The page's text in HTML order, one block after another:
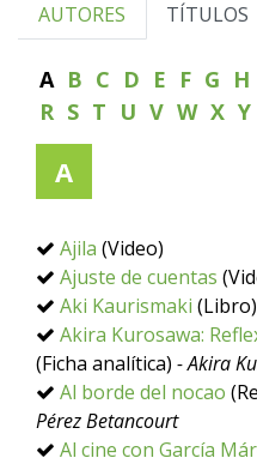
AUTORES TÍTULOS
A B C D E F G H
R S T U V W X Y
A
Ajila (Video)
Ajuste de cuentas
Aki Kaurismaki (Libro)
Akira Kurosawa:
(Ficha analítica) - Akira
Al borde del nocao
Pérez Betancourt
Al cine con García